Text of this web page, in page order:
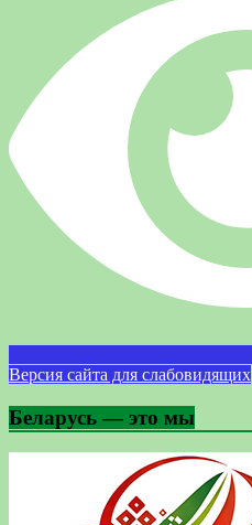
Версия сайта для слабовидящих
Беларусь — это мы